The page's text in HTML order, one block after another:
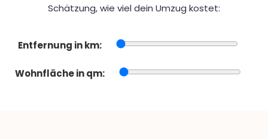
Schätzung, wie viel dein Umzug kostet:
Entfernung in km:
Wohnfläche in qm: